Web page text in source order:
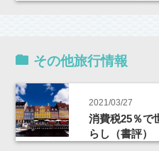
その他旅行情報
2021/03/27
消費税25％で
らし（書評）